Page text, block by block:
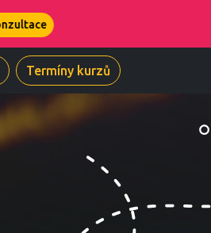
Termíny kurzů